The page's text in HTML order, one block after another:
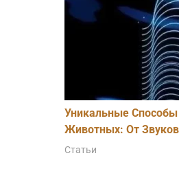
Уникальные
Животных: От
Статьи